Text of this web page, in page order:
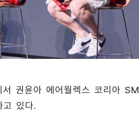
권윤아 에어월렉스 코리아
고 있다.